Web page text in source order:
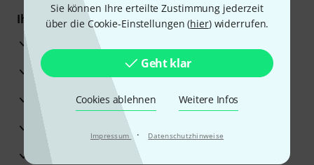
Sie können Ihre erteilte Zustimmung jederzeit
über die Cookie-Einstellungen (hier) widerrufen.
Geht klar
Cookies ablehnen Weitere Infos
Impressum · Datenschutzhinweise
Ihre Vorteile
3 Jahre Thomann Garantie
30 Tage Money-Back-Garantie
Reparaturservice
Beratung durch Fachexperten
Zufriedenheitsgarantie